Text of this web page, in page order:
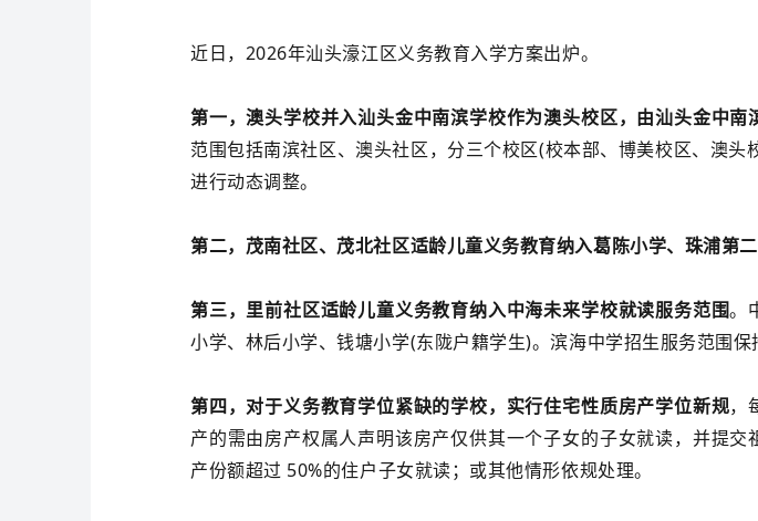
近日，2026年汕头濠江区义务教育入学方案出炉。
第一，澳头学校并入汕头金中南滨学校作为澳头校区，由汕头金中南
范围包括南滨社区、澳头社区，分三个校区(校本部、博美校区、澳
进行动态调整。
第二，茂南社区、茂北社区适龄儿童义务教育纳入葛陈小学、珠浦第
第三，里前社区适龄儿童义务教育纳入中海未来学校就读服务范围。
小学、林后小学、钱塘小学(东陇户籍学生)。滨海中学招生服务范围保
第四，对于义务教育学位紧缺的学校，实行住宅性质房产学位新规，
产的需由房产权属人声明该房产仅供其一个子女的子女就读，并提
产份额超过 50%的住户子女就读；或其他情形依规处理。